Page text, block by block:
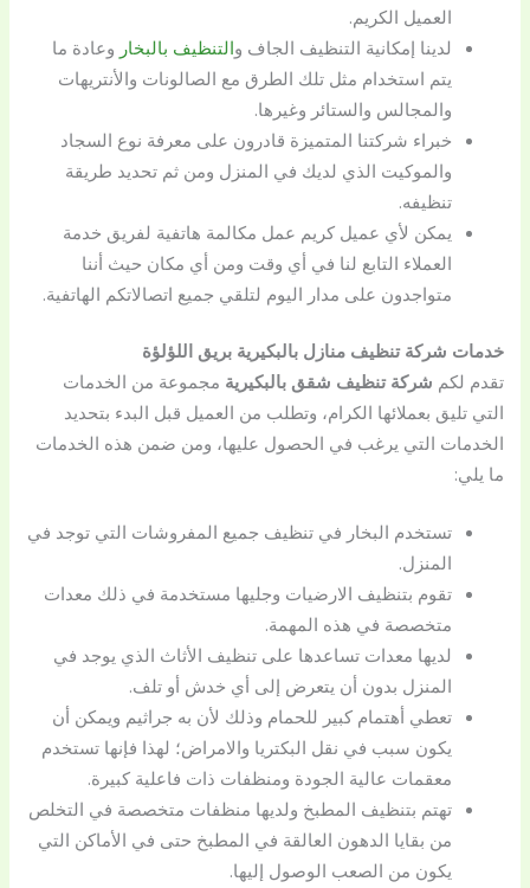
العميل الكريم.
لدينا إمكانية التنظيف الجاف والتنظيف بالبخار وعادة ما
يتم استخدام مثل تلك الطرق مع الصالونات والأنتريهات
والمجالس والستائر وغيرها.
خبراء شركتنا المتميزة قادرون على معرفة نوع السجاد
والموكيت الذي لديك في المنزل ومن ثم تحديد طريقة
تنظيفه.
يمكن لأي عميل كريم عمل مكالمة هاتفية لفريق خدمة
العملاء التابع لنا في أي وقت ومن أي مكان حيث أننا
متواجدون على مدار اليوم لتلقي جميع اتصالاتكم الهاتفية.
خدمات شركة تنظيف منازل بالبكيرية بريق اللؤلؤة
تقدم لكم شركة تنظيف شقق بالبكيرية مجموعة من الخدمات
التي تليق بعملائها الكرام، وتطلب من العميل قبل البدء بتحديد
الخدمات التي يرغب في الحصول عليها، ومن ضمن هذه الخدمات
ما يلي:
تستخدم البخار في تنظيف جميع المفروشات التي توجد في
المنزل.
تقوم بتنظيف الارضيات وجليها مستخدمة في ذلك معدات
متخصصة في هذه المهمة.
لديها معدات تساعدها على تنظيف الأثاث الذي يوجد في
المنزل بدون أن يتعرض إلى أي خدش أو تلف.
تعطي أهتمام كبير للحمام وذلك لأن به جراثيم ويمكن أن
يكون سبب في نقل البكتريا والامراض؛ لهذا فإنها تستخدم
معقمات عالية الجودة ومنظفات ذات فاعلية كبيرة.
تهتم بتنظيف المطبخ ولديها منظفات متخصصة في التخلص
من بقايا الدهون العالقة في المطبخ حتى في الأماكن التي
يكون من الصعب الوصول إليها.